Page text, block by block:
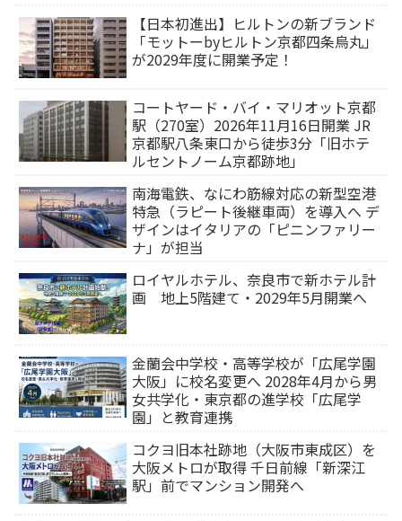
【日本初進出】ヒルトンの新ブランド
「モットーbyヒルトン京都四条烏丸」
が2029年度に開業予定！
コートヤード・バイ・マリオット京都
駅（270室）2026年11月16日開業 JR
京都駅八条東口から徒歩3分「旧ホテ
ルセントノーム京都跡地」
南海電鉄、なにわ筋線対応の新型空港
特急（ラピート後継車両）を導入へ デ
ザインはイタリアの「ピニンファリー
ナ」が担当
ロイヤルホテル、奈良市で新ホテル計
画 地上5階建て・2029年5月開業へ
金蘭会中学校・高等学校が「広尾学園
大阪」に校名変更へ 2028年4月から男
女共学化・東京都の進学校「広尾学
園」と教育連携
コクヨ旧本社跡地（大阪市東成区）を
大阪メトロが取得 千日前線「新深江
駅」前でマンション開発へ